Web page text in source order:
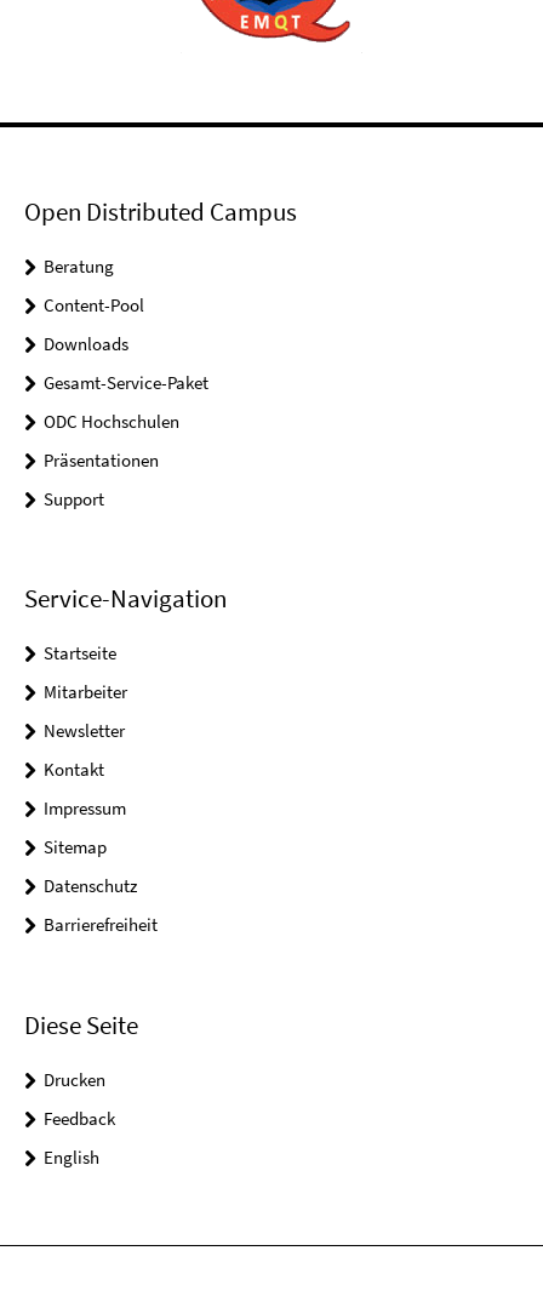
Open Distributed Campus
Beratung
Content-Pool
Downloads
Gesamt-Service-Paket
ODC Hochschulen
Präsentationen
Support
Service-Navigation
Startseite
Mitarbeiter
Newsletter
Kontakt
Impressum
Sitemap
Datenschutz
Barrierefreiheit
Diese Seite
Drucken
Feedback
English